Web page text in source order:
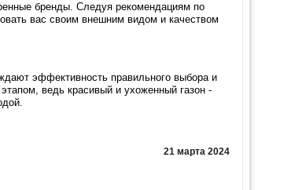
бренды. Следуя рекомендациям по
вас своим внешним видом и качеством
эффективность правильного выбора и
ведь красивый и ухоженный газон -
21 марта 2024